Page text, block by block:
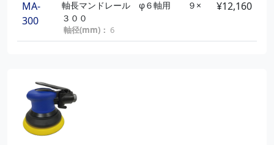
MA-
300
軸長マンドレール φ６軸用 ９×
３００
軸径(mm)： 6
¥12,160